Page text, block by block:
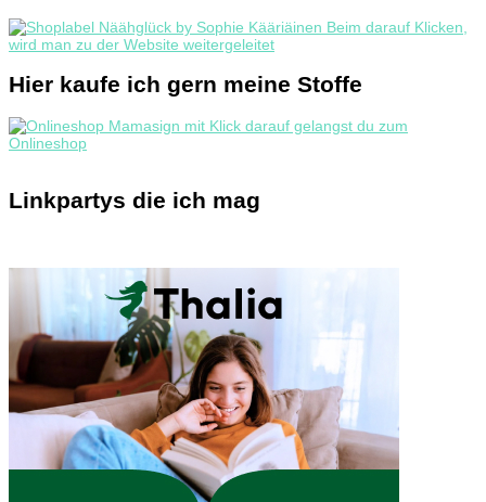
Hier kaufe ich gern meine Stoffe
Linkpartys die ich mag